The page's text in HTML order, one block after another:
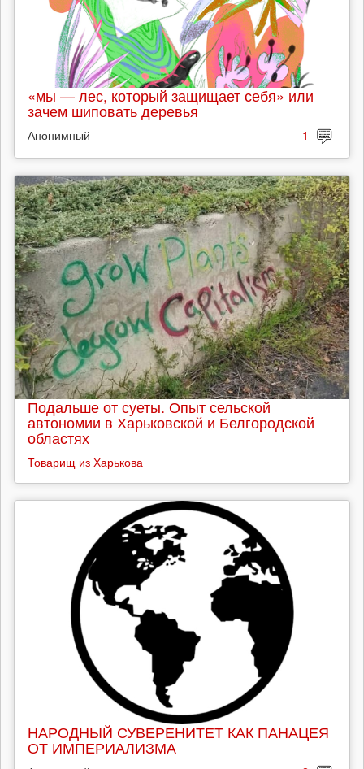
«мы — лес, который защищает себя» или
зачем шиповать деревья
Анонимный 1
Подальше от суеты. Опыт сельской
автономии в Харьковской и Белгородской
областях
Товарищ из Харькова
НАРОДНЫЙ СУВЕРЕНИТЕТ КАК ПАНАЦЕЯ
ОТ ИМПЕРИАЛИЗМА